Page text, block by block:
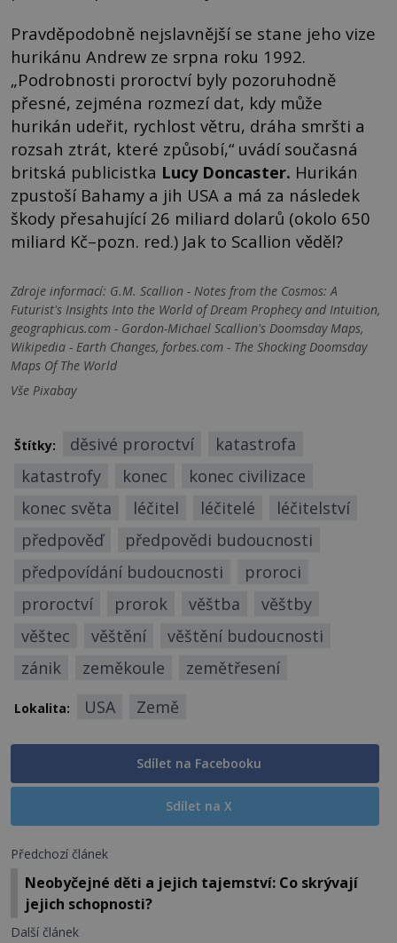
Pravděpodobně nejslavnější se stane jeho vize
hurikánu Andrew ze srpna roku 1992.
„Podrobnosti proroctví byly pozoruhodně
přesné, zejména rozmezí dat, kdy může
hurikán udeřit, rychlost větru, dráha smršti a
rozsah ztrát, které způsobí,“ uvádí současná
britská publicistka Lucy Doncaster. Hurikán
zpustoší Bahamy a jih USA a má za následek
škody přesahující 26 miliard dolarů (okolo 650
miliard Kč–pozn. red.) Jak to Scallion věděl?
Zdroje informací: G.M. Scallion - Notes from the Cosmos: A
Futurist's Insights Into the World of Dream Prophecy and Intuition,
geographicus.com - Gordon-Michael Scallion's Doomsday Maps,
Wikipedia - Earth Changes, forbes.com - The Shocking Doomsday
Maps Of The World
Vše Pixabay
Štítky: děsivé proroctví
katastrofa
katastrofy
konec
konec civilizace
konec světa
léčitel léčitelé
léčitelství
předpověď
předpovědi budoucnosti
předpovídání budoucnosti
proroci
proroctví
prorok věštba
věštby
věštec
věštění
věštění budoucnosti
zánik
zeměkoule zemětřesení
Lokalita: USA Země
Sdílet na Facebooku
Sdílet na X
Předchozí článek
Neobyčejné děti a jejich tajemství: Co skrývají
jejich schopnosti?
Další článek